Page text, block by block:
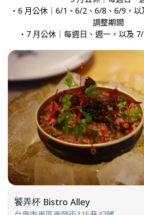
・6 月公休｜6/1、6/2、6/8、6/9，
調整期間
・7 月公休｜每週日、週一，以及
饕弄杯 Bistro Alley